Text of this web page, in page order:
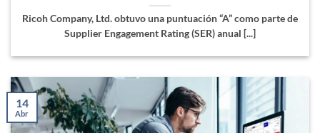
Ricoh Company, Ltd. obtuvo una puntuación “A” como parte de
Supplier Engagement Rating (SER) anual [...]
14
Abr